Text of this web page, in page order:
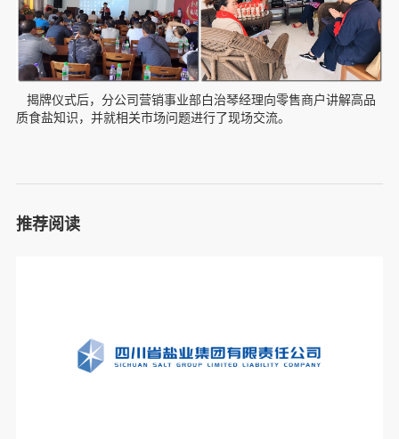
揭牌仪式后，分公司营销事业部白治琴经理向零售商户讲解高品
质食盐知识，并就相关市场问题进行了现场交流。
推荐阅读